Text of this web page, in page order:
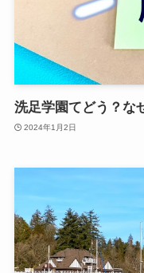
洗足学園てどう？な
2024年1月2日